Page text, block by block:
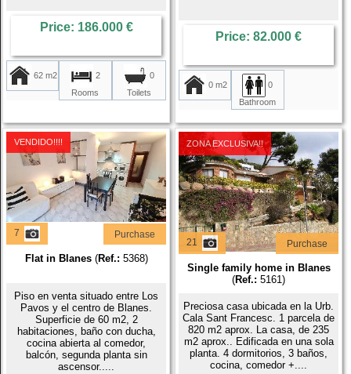
Price: 186.000 €
62 m2
2
Rooms
0
Toilets
Price: 82.000 €
0 m2
0
Bathroom
VENDIDO!!!!
7 Purchase
Flat in Blanes(Ref.: 5368)
Piso en venta situado entre Los
Pavos y el centro de Blanes.
Superficie de 60 m2, 2
habitaciones, baño con ducha,
cocina abierta al comedor,
balcón, segunda planta sin
ascensor.....
ZONA EXCLUSIVA!!
21 Purchase
Single family home in Blanes
(Ref.: 5161)
Preciosa casa ubicada en la Urb.
Cala Sant Francesc. 1 parcela de
820 m2 aprox. La casa, de 235
m2 aprox.. Edificada en una sola
planta. 4 dormitorios, 3 baños,
cocina, comedor +....